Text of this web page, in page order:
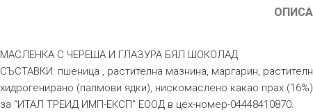
МАСЛЕНКА С ЧЕРЕША И ГЛАЗУРА БЯЛ ШОКОЛАД
СЪСТАВКИ: пшеница , растителна мазнина, маргарин,
хидрогенирано (палмови ядки), нискомаслено какао прах
за “ИТАЛ ТРЕИД ИМП-ЕКСП” ЕООД в цех-номер-04448410870.